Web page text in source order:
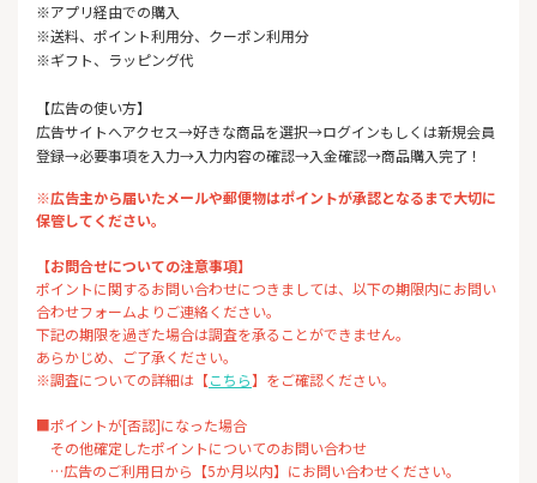
※アプリ経由での購入
※送料、ポイント利用分、クーポン利用分
※ギフト、ラッピング代
【広告の使い方】
広告サイトへアクセス→好きな商品を選択→ログインもしくは新規会員
登録→必要事項を入力→入力内容の確認→入金確認→商品購入完了！
※広告主から届いたメールや郵便物はポイントが承認となるまで大切に
保管してください。
【お問合せについての注意事項】
ポイントに関するお問い合わせにつきましては、以下の期限内にお問い
合わせフォームよりご連絡ください。
下記の期限を過ぎた場合は調査を承ることができません。
あらかじめ、ご了承ください。
※調査についての詳細は【こちら】をご確認ください。
■ポイントが[否認]になった場合
その他確定したポイントについてのお問い合わせ
…広告のご利用日から【5か月以内】にお問い合わせください。